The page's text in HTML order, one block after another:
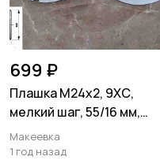
699 ₽
Плашка М24х2, 9ХС,
мелкий шаг, 55/16 мм,
ГОСТ 7740-71, сделано в
СССР
Макеевка
1 год назад